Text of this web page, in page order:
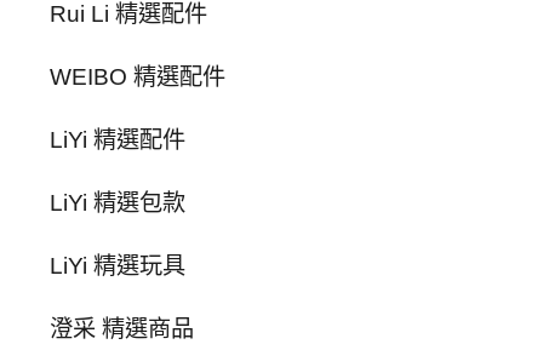
Rui Li 精選配件
WEIBO 精選配件
LiYi 精選配件
LiYi 精選包款
LiYi 精選玩具
澄采 精選商品